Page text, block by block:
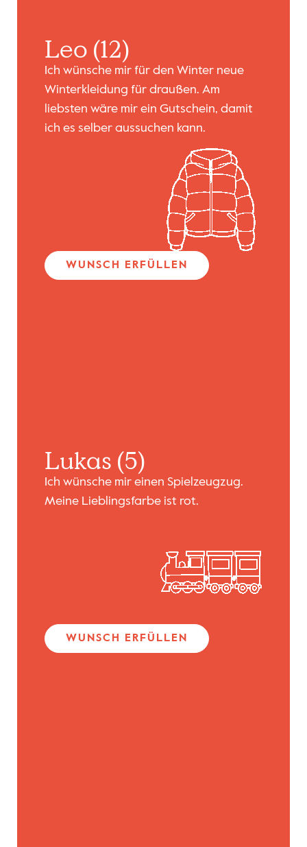
Leo (12)
Ich wünsche mir für den Winter neue
Winterkleidung für draußen. Am
liebsten wäre mir ein Gutschein, damit
ich es selber aussuchen kann.
WUNSCH ERFÜLLEN
Lukas (5)
Ich wünsche mir einen Spielzeugzug.
Meine Lieblingsfarbe ist rot.
WUNSCH ERFÜLLEN